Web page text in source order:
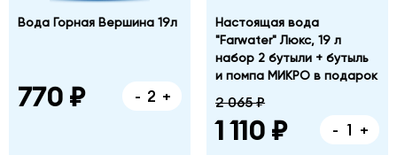
Вода Горная Вершина 19л
770 ₽ - +
Настоящая вода
"Farwater" Люкс, 19 л
набор 2 бутыли + бутыль
и помпа МИКРО в подарок
2 065 ₽
1 110 ₽ - +